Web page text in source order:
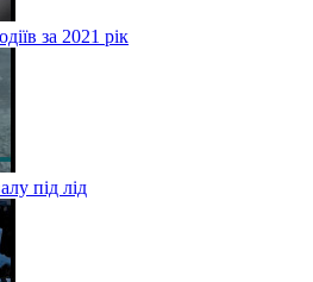
за 2021 рік
під лід